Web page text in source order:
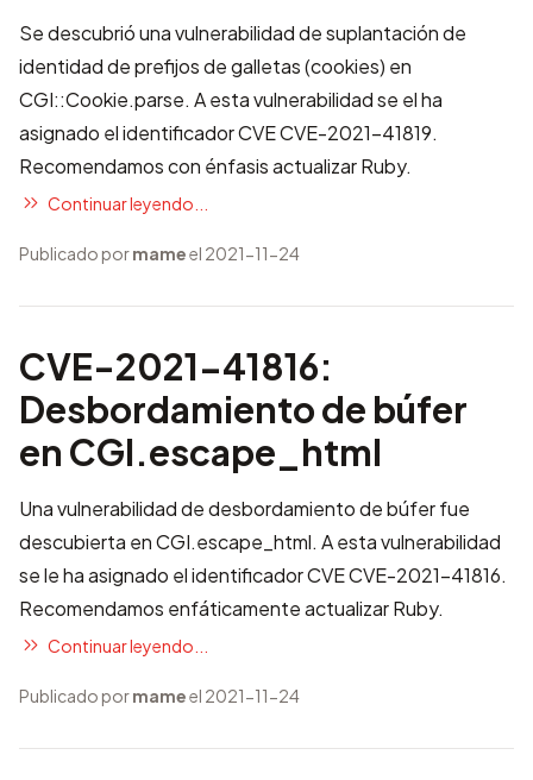
Se descubrió una vulnerabilidad de suplantación de
identidad de prefijos de galletas (cookies) en
CGI::Cookie.parse. A esta vulnerabilidad se el ha
asignado el identificador CVECVE-2021-41819.
Recomendamos con énfasis actualizar Ruby.
Continuar leyendo...
Publicado pormameel 2021-11-24
CVE-2021-41816:
Desbordamiento de búfer
en CGI.escape_html
Una vulnerabilidad de desbordamiento de búfer fue
descubierta en CGI.escape_html. A esta vulnerabilidad
se le ha asignado el identificador CVECVE-2021-41816.
Recomendamos enfáticamente actualizar Ruby.
Continuar leyendo...
Publicado pormameel 2021-11-24